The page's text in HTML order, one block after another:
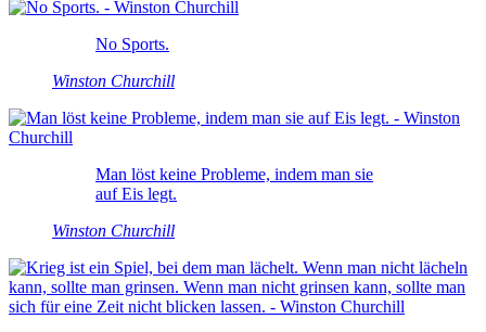
No Sports.
Winston Churchill
Man löst keine Probleme, indem man sie
auf Eis legt.
Winston Churchill